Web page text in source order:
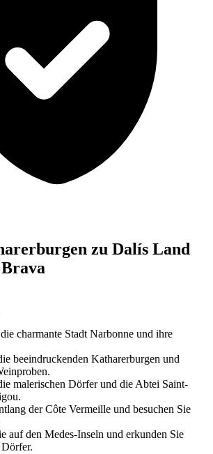
zu Dalís Land
charmante Stadt Narbonne und ihre
beeindruckenden Katharerburgen und
malerischen Dörfer und die Abtei Saint-
der Côte Vermeille und besuchen Sie
auf den Medes-Inseln und erkunden Sie